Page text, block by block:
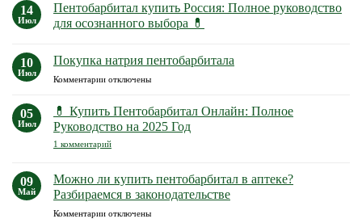
Пентобарбитал
натрия
в
14
Июл
Пентобарбитал купить Pоссия: Полное руководство
для осознанного выбора 💊
записи
купить
руководство
для
осознанного
выбора
10
Июл
Покупка натрия пентобарбитала
Комментариик
Покупка
натрия
пентобарбитала
отключены
05
Июл
💊 Купить Пентобарбитал Онлайн: Полное
Руководство на 2025 Год
1 комментарийк
Пентобарбитал
Онлайн:
Руководство
09
Май
Можно ли купить пентобарбитал в аптеке?
Разбираемся в законодательстве
Комментариикотключены